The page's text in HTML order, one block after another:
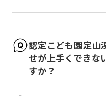
認定こども園定山
せが上手くできな
すか？